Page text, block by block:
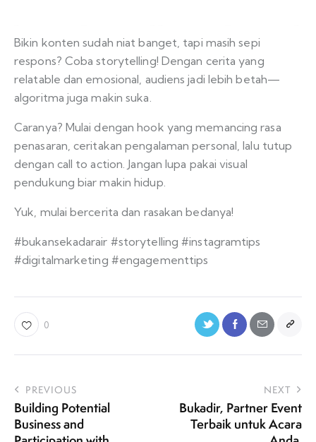
Bikin konten sudah niat banget, tapi masih sepi
respons? Coba storytelling! Dengan cerita yang
relatable dan emosional, audiens jadi lebih betah—
algoritma juga makin suka.
Caranya? Mulai dengan hook yang memancing rasa
penasaran, ceritakan pengalaman personal, lalu tutup
dengan call to action. Jangan lupa pakai visual
pendukung biar makin hidup.
Yuk, mulai bercerita dan rasakan bedanya!
#bukansekadarair #storytelling #instagramtips
#digitalmarketing #engagementtips
0
PREVIOUS
Building Potential
Business and
NEXT
Bukadir, Partner Event
Terbaik untuk Acara